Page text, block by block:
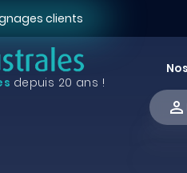
clients
depuis 20 ans !